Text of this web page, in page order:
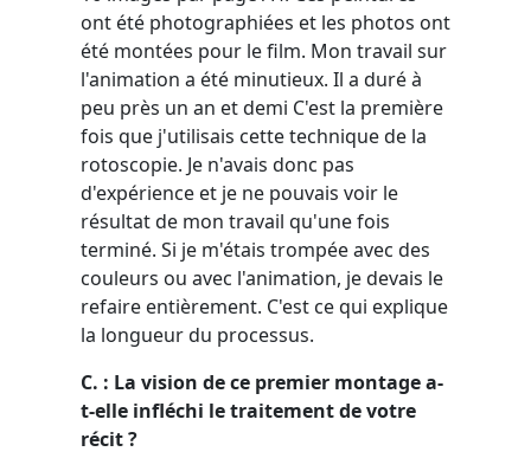
ont été photographiées et les photos ont
été montées pour le film. Mon travail sur
l'animation a été minutieux. Il a duré à
peu près un an et demi C'est la première
fois que j'utilisais cette technique de la
rotoscopie. Je n'avais donc pas
d'expérience et je ne pouvais voir le
résultat de mon travail qu'une fois
terminé. Si je m'étais trompée avec des
couleurs ou avec l'animation, je devais le
refaire entièrement. C'est ce qui explique
la longueur du processus.
C. : La vision de ce premier montage a-
t-elle infléchi le traitement de votre
récit ?